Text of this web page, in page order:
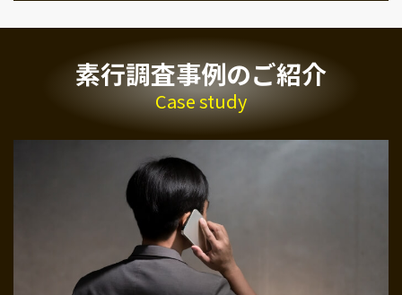
素行調査事例のご紹介
Case study